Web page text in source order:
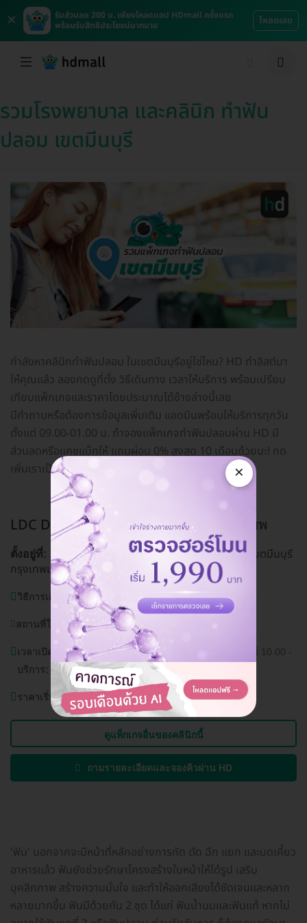
×
รับส่วนลด 200 บ. เพียงโหลดแอป HDmall ครั้งแรก
พร้อมรับสิทธิประโยชน์มากมาย
โหลดเลย
รวมโรงพยาบาล และคลินิก ทำฟัน
ปลอม เขตมีนบุรี
กำลังหาคลินิกทำฟันปลอม ในเขตมีนบุรีอยู่ใช่ไหม? HD ทำลิสต์มา
ให้คุณแล้ว ลองกดดูที่ตั้ง วิธีเดินทาง เวลาให้บริการ พร้อมเปรียบ
เทียบแพ็กเกจและราคาโดยประมาณได้ข้างล่างนี้เลย
มีคำถามหรือต้องการข้อมูลเพิ่มเติม แอดมินพร้อมให้บริการทุกวัน
ตั้งแต่ 09.00-01.00 น. ถ้าจองแพ็กเกจทำฟันปลอมผ่าน HD มี
ส่วนลดหรือแคชแบ็กให้ แถมผ่อน 0% สูงสุด 10 เดือนด้วยนะ! กด
เพิ่มเราเป็นเพื่อนทางไลน์
LDC Dental สาขารามคำแหง มีนบุรี, กรุงเทพ
ตั้งอยู่ที่: 20/2 ถ. รามคำแหง (สุขาภิบาล 3) แขวงมีนบุรี เขตมีนบุรี
กรุงเทพมหานคร 10240
ดูแผนที่คลินิก
วิธีการเดินทาง:รถเมล์สาย 8,514,519
สถานที่ใกล้เคียง:โรงพยาบาลเกษมราษฎร์ รามคำแหง
เวลาเปิด
บริการ:
วันจันทร์ - เสาร์ 10.00 - 19.00 น. วันอาทิตย์ 10.00 -
18.00 น.
ราคาเริ่มต้นที่ 4,000 บาท
ดูแพ็กเกจอื่นของคลินิกนี้
ถามรายละเอียดและจองคิวผ่าน HD
'ฟัน' นอกจากจะมีหน้าที่หลักอย่างการกัด ตัด ฉีก แยก และบดเคี้ยว
อาหารแล้ว ฟันยังช่วยรักษาโครงสร้างใบหน้าให้ได้รูป เสริม
บุคลิกภาพ สร้างความมั่นใจ และทำให้ออกเสียงได้ชัดเจนและหลาก
หลายมากขึ้น ฟันมีด้วยกัน 2 ชุด ได้แก่ ฟันน้ำนมและฟันแท้ หากไม่
×